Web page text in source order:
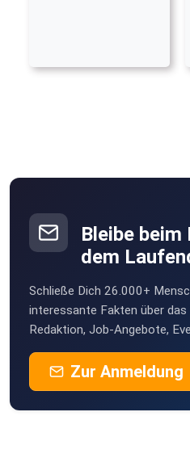
Bleibe
dem
Schließe Dich 26.000+
interessante Fakten über
Redaktion, Job-Angebote,
Zur Anmeldung